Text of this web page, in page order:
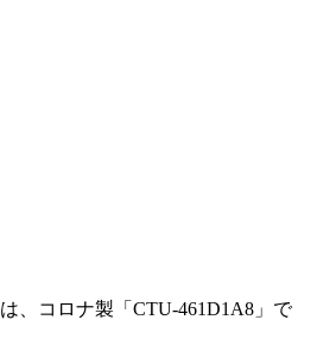
、コロナ製「CTU-461D1A8」で